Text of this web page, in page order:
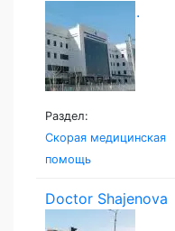
экстренной...
Раздел:
Скорая медицинская
помощь
Doctor Shajenova